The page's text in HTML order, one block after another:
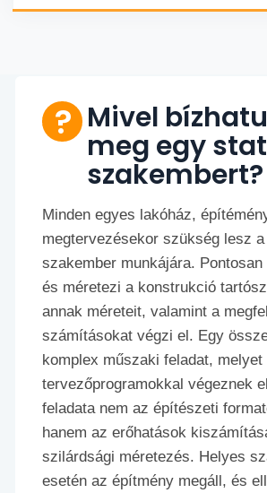
Mivel
meg egy
szakembert?
Minden egyes lakóház,
megtervezésekor szükség lesz
szakember munkájára.
és méretezi a konstrukció
annak méreteit, valamint a
számításokat végzi el. Egy
komplex műszaki feladat, melyet
tervezőprogramokkal végeznek
feladata nem az építészeti
hanem az erőhatások
szilárdsági méretezés. Helyes
esetén az építmény megáll, és